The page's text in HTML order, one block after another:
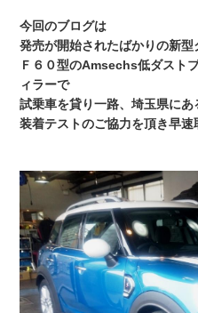
今回のブログは
発売が開始されたばかりの新型
Ｆ６０型のAmsechs低ダスト
ィラーで
試乗車を貸り一路、埼玉県に
装着テストのご協力を頂き早速